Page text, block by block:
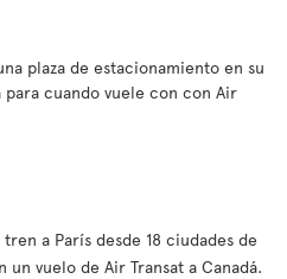
plaza de estacionamiento en su
cuando vuele con con Air
a París desde 18 ciudades de
un vuelo de Air Transat a Canadá.